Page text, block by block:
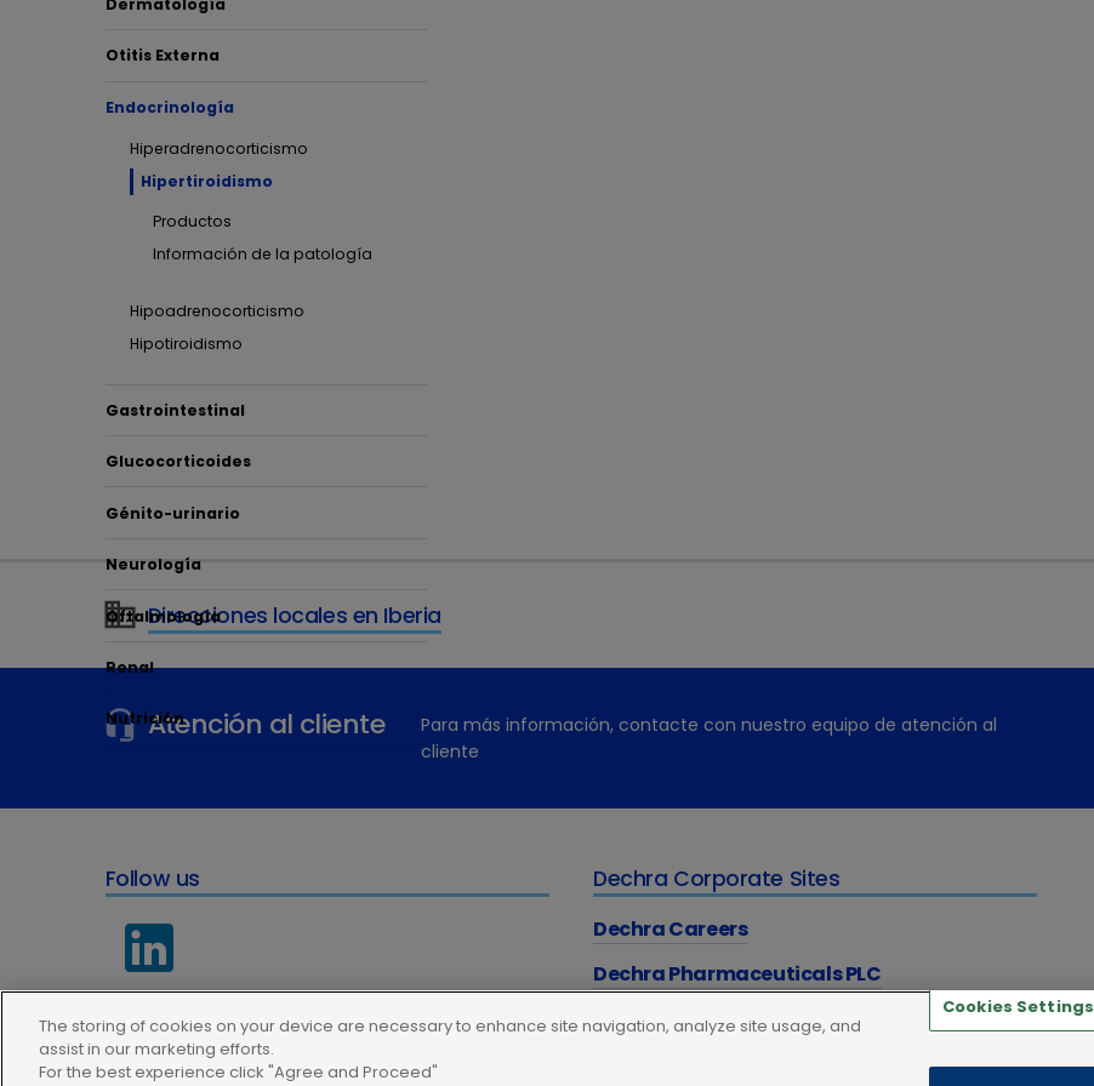
Dermatología
Otitis Externa
Endocrinología
Hiperadrenocorticismo
Hipertiroidismo
Productos
Información de la patología
Hipoadrenocorticismo
Hipotiroidismo
Gastrointestinal
Glucocorticoides
Génito-urinario
Neurología
Oftalmología
Renal
Nutrición
Direcciones locales en Iberia
Atención al cliente
Para más información, contacte con nuestro equipo de atención al
cliente
Follow us Dechra Corporate Sites
Dechra Careers
Dechra Pharmaceuticals PLC
The storing of cookies on your device are necessary to enhance site navigation, analyze site usage, and
assist in our marketing efforts.
For the best experience click "Agree and Proceed"
Cookies Settings